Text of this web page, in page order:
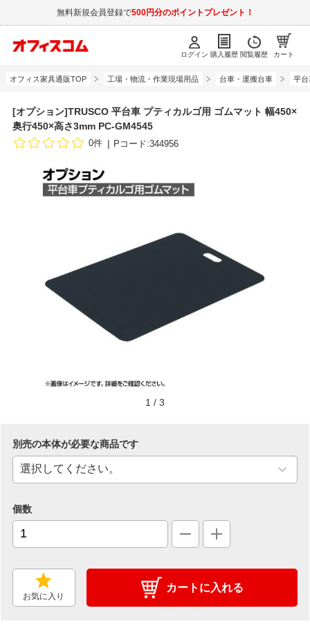
無料新規会員登録で500円分のポイントプレゼント！
ログイン 購入履歴 閲覧履歴 カート
オフィス家具通販TOP 工場・物流・作業現場用品 台車・運搬台車 平台
[オプション]TRUSCO 平台車 プティカルゴ用 ゴムマット 幅450×
奥行450×高さ3mm PC-GM4545
0件 Pコード:344956
1 / 3
別売の本体が必要な商品です
個数
お気に入り
カートに入れる